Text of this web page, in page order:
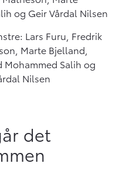
Lars Furu, Fredrik
Marte Bjelland,
Mohammed Salih og
Nilsen
det